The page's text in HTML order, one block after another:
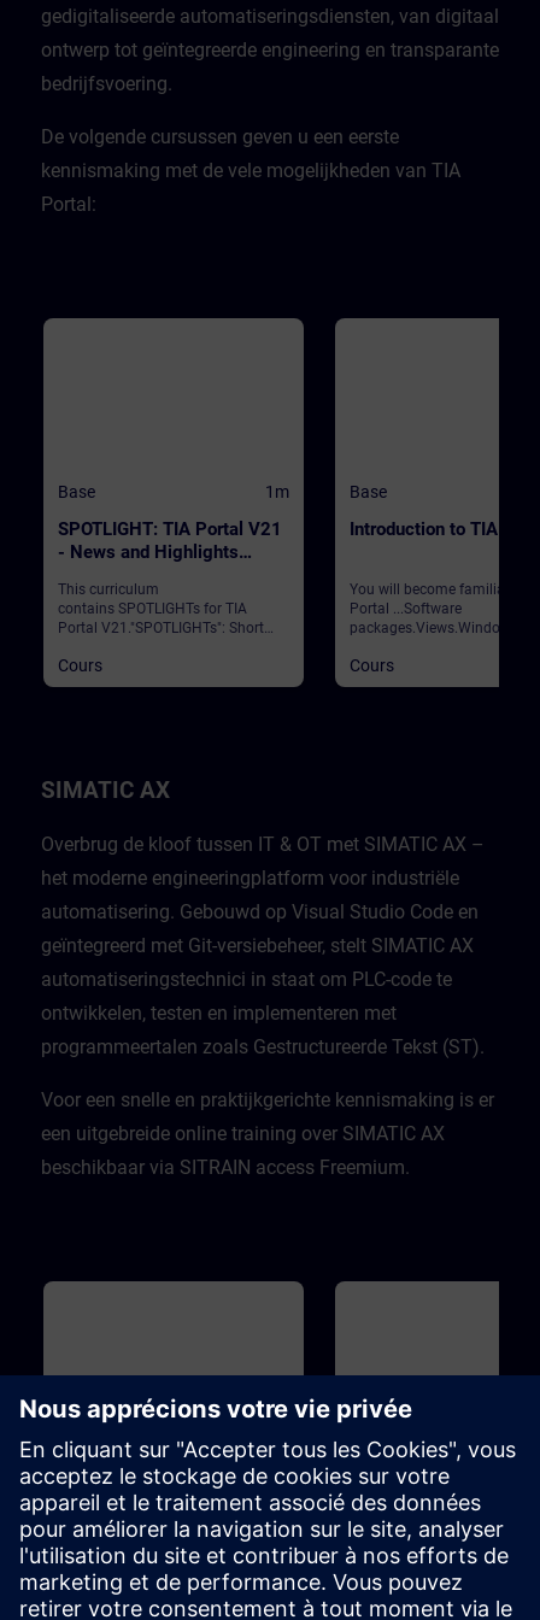
CPU. ValidityTIA Portal V20
gedigitaliseerde automatiseringsdiensten, van digitaal
ontwerp tot geïntegreerde engineering en transparante
bedrijfsvoering. ​
​De volgende cursussen geven u een eerste
kennismaking met de vele mogelijkheden van TIA
Portal:
Base 1m
SPOTLIGHT: TIA Portal V21
- News and Highlights
This curriculum
contains SPOTLIGHTs for TIA
Portal V21."SPOTLIGHTs": Short
consisting of fewer activities and
usually highlight a single
Cours
Base
Introduction to TIA
You will become familiar
Portal ...Software
packages.Views.Window
languages.Settings.Help and
search functions.
Cours
SIMATIC AX
Overbrug de kloof tussen IT & OT met SIMATIC AX –
het moderne engineeringplatform voor industriële
automatisering. Gebouwd op Visual Studio Code en
geïntegreerd met Git-versiebeheer, stelt SIMATIC AX
automatiseringstechnici in staat om PLC-code te
ontwikkelen, testen en implementeren met
programmeertalen zoals Gestructureerde Tekst (ST).
Voor een snelle en praktijkgerichte kennismaking is er
een uitgebreide online training over SIMATIC AX
beschikbaar via SITRAIN access Freemium.
Base 1h 5m
SIMATIC AX Logic Control
Engineering - Introduction to
modern PLC development
SIMATIC AX Logic Control
Engineering is a new PLC Software
development environment for
programming PLCs in a efficient
Base
Introduction to TIA
You will become familiar
packages.Views.Window
arrangements.Programming